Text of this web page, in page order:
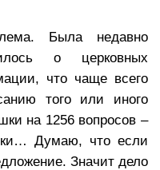
Была недавно
о церковных
что чаще всего
того или иного
на 1256 вопросов –
Думаю, что если
Значит дело